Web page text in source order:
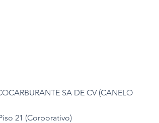
SA DE CV (CANELO
21 (Corporativo)